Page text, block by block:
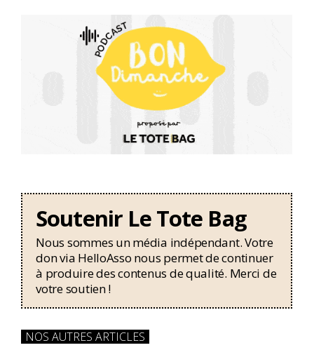
Soutenir Le Tote Bag
Nous sommes un média indépendant. Votre
don via HelloAsso nous permet de continuer
à produire des contenus de qualité. Merci de
votre soutien !
NOS AUTRES ARTICLES